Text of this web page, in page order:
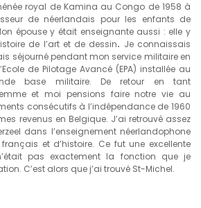
royal de Kamina au Congo de 1958 à
de néerlandais pour les enfants de
épouse y était enseignante aussi : elle y
de l’art et de dessin. Je connaissais
séjourné pendant mon service militaire en
de Pilotage Avancé (EPA) installée au
base militaire. De retour en tant
et moi pensions faire notre vie au
consécutifs à l’indépendance de 1960
revenus en Belgique. J’ai retrouvé assez
dans l’enseignement néerlandophone
et d’histoire. Ce fut une excellente
pas exactement la fonction que je
C’est alors que j’ai trouvé St-Michel.